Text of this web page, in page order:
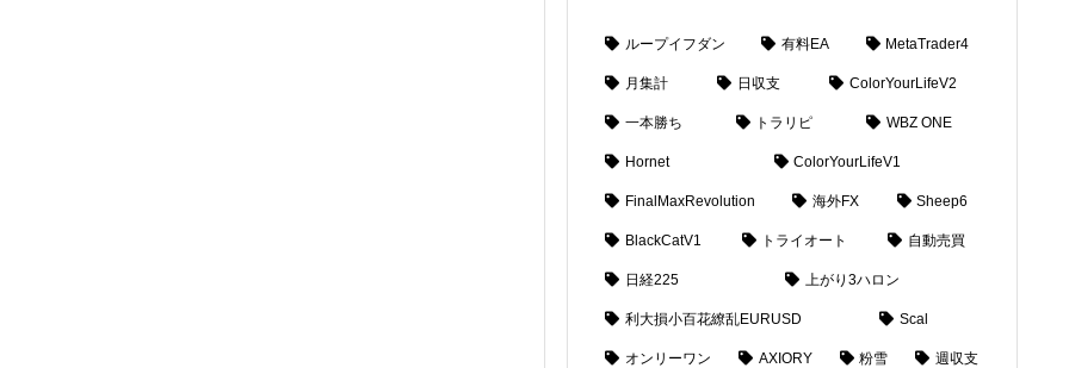
ループイフダン 有料EA MetaTrader4
月集計 日収支 ColorYourLifeV2
一本勝ち トラリピ WBZ ONE
Hornet ColorYourLifeV1
FinalMaxRevolution 海外FX Sheep6
BlackCatV1 トライオート 自動売買
日経225 上がり3ハロン
利大損小百花繚乱EURUSD Scal
オンリーワン AXIORY 粉雪 週収支